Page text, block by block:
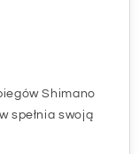
Shimano
spełnia swoją